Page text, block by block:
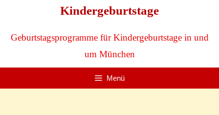
Kindergeburtstage
Geburtstagsprogramme für Kindergeburtstage in und
um München
Menü